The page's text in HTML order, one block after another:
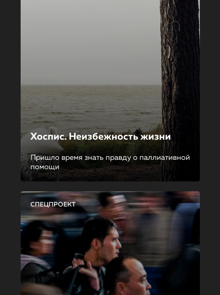
Хоспис. Неизбежность жизни
Пришло время знать правду о паллиативной
помощи
СПЕЦПРОЕКТ